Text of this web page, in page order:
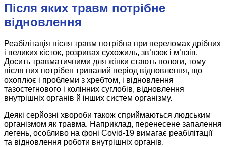
Після яких травм потрібне
відновлення
Реабілітація після травм потрібна при переломах дрібних
і великих кісток, розривах сухожиль, зв’язок і м’язів.
Досить травматичними для жінки стають пологи, тому
після них потрібен тривалий період відновлення, що
охоплює і проблеми з хребтом, і відновлення
тазостегнового і колінних суглобів, відновлення
внутрішніх органів й інших систем організму.
Деякі серйозні хвороби також сприймаються людським
організмом як травма. Наприклад, перенесене запалення
легень, особливо на фоні Covid-19 вимагає реабілітації
та відновлення роботи внутрішніх органів.